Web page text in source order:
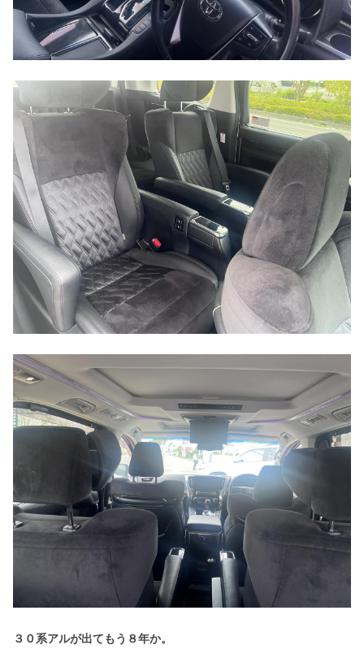
３０系アルが出てもう８年か。